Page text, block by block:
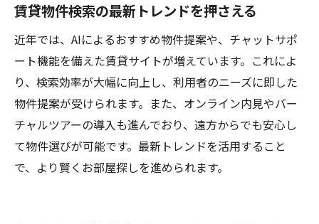
賃貸物件検索の最新トレンドを押さえる
近年では、AIによるおすすめ物件提案や、チャットサポ
ート機能を備えた賃貸サイトが増えています。これによ
り、検索効率が大幅に向上し、利用者のニーズに即した
物件提案が受けられます。また、オンライン内見やバー
チャルツアーの導入も進んでおり、遠方からでも安心し
て物件選びが可能です。最新トレンドを活用すること
で、より賢くお部屋探しを進められます。